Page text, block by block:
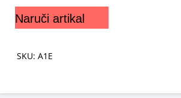
Naruči artikal
SKU: A1E